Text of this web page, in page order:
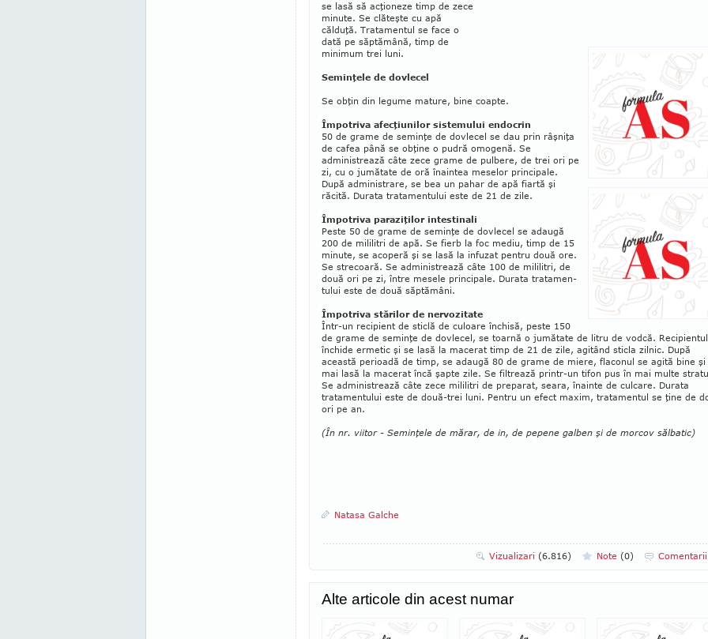
se lasă să acţioneze timp de zece
minute. Se clă­teşte cu apă
călduţă. Tratamentul se face o
dată pe săptămână, timp de
minimum trei luni.
Seminţele de dovlecel
Se obţin din legume mature, bine coapte.
Împotriva afecţiunilor sistemului endocrin
50 de grame de seminţe de dovlecel se dau prin râşniţa
de cafea până se obţine o pudră omogenă. Se
administrează câte zece grame de pulbere, de trei ori pe
zi, cu o jumătate de oră înaintea meselor principale.
După administrare, se bea un pahar de apă fiartă şi
răcită. Durata tratamentului este de 21 de zile.
Împotriva paraziţilor intestinali
Peste 50 de grame de seminţe de do­vle­cel se adaugă
200 de mililitri de apă. Se fierb la foc mediu, timp de 15
minu­te, se acoperă şi se lasă la infuzat pentru două ore.
Se strecoară. Se administrează câte 100 de mililitri, de
două ori pe zi, între mesele principale. Durata tratamen­
tului este de două săptămâni.
Împotriva stărilor de nervozitate
Într-un recipient de sticlă de culoare închisă, peste 150
de grame de seminţe de dovlecel, se toar­nă o jumătate de litru de vodcă.
închide ermetic şi se lasă la macerat timp de 21 de zile, agitând sticla zilnic. După
această perioadă de timp, se adaugă 80 de grame de miere, flaconul se agită bine şi
mai lasă la ma­cerat încă şapte zile. Se filtrează printr-un tifon pus în mai multe
Se administrează câte zece mililitri de preparat, seara, înainte de culcare. Durata
tratamentului este de două-trei luni. Pentru un efect maxim, trata­mentul se ţine de
ori pe an.
(În nr. viitor - Seminţele de mărar, de in, de pepene galben şi de morcov sălbatic)
Natasa Galche
Vizualizari (6.816) Note (0) Comentarii
Alte articole din acest numar